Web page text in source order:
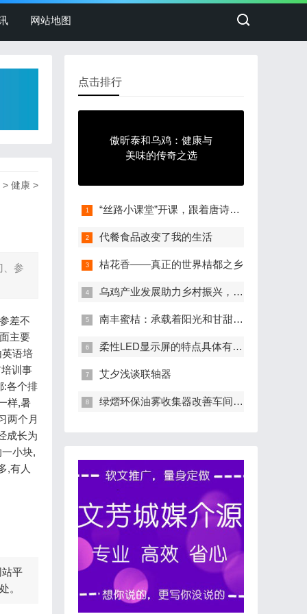
网站地图
> 健康 >
、参
差不
主要
语培
训事
:各个排
样,暑
两个月
成长为
小块,
,有人
平
。
点击排行
傲昕泰和乌鸡：健康与
美味的传奇之选
“丝路小课堂”开课，跟着唐诗游长安
代餐食品改变了我的生活
桔花香——真正的世界桔都之乡
乌鸡产业发展助力乡村振兴，泰和县乌鸡
南丰蜜桔：承载着阳光和甘甜的夏日之果
柔性LED显示屏的特点具体有哪些？-柔性
艾夕浅谈联轴器
绿熠环保油雾收集器改善车间环境，告别